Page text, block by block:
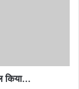
किया...